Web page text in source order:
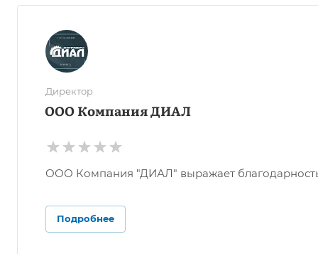
Директор
ООО Компания ДИАЛ
ООО Компания "ДИАЛ" выражает
Подробнее